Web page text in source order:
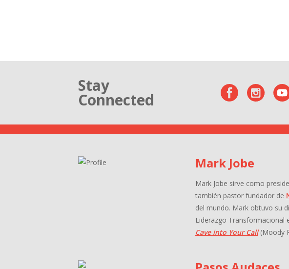
Stay
Connected
Mark Jobe
Mark Jobe sirve como
también pastor fundador de
del mundo. Mark obtuvo su
Liderazgo Transformacional
Cave into Your Call(Moody